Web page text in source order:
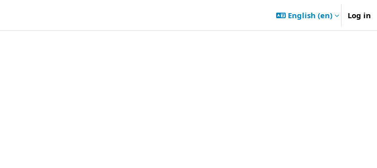
English ‎(en)‎ Log in